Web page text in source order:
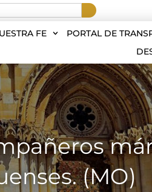
FE PORTAL DE
(MO)